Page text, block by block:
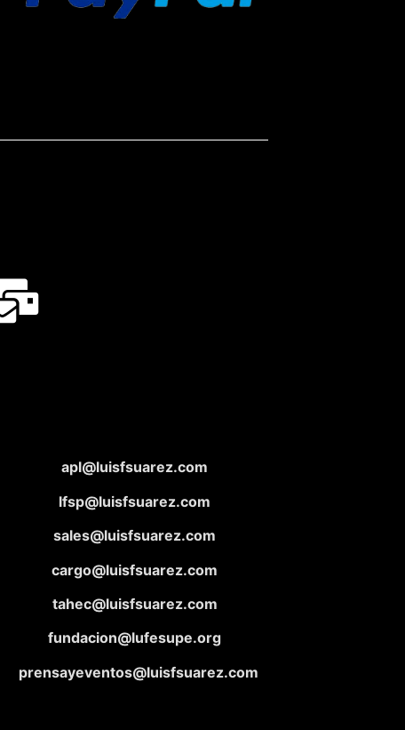
apl@luisfsuarez.com
lfsp@luisfsuarez.com
sales@luisfsuarez.com
cargo@luisfsuarez.com
tahec@luisfsuarez.com
fundacion@lufesupe.org
prensayeventos@luisfsuarez.com